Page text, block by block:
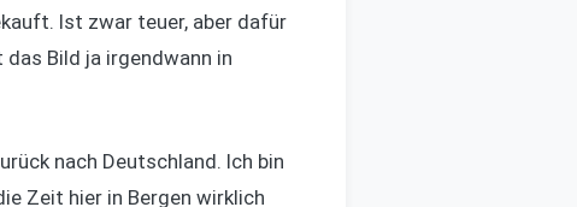
Ist zwar teuer, aber dafür
Bild ja irgendwann in
nach Deutschland. Ich bin
Zeit hier in Bergen wirklich